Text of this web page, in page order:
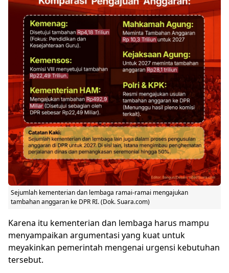
Sejumlah kementerian dan lembaga ramai-ramai mengajukan
tambahan anggaran ke DPR RI. (Dok. Suara.com)
Karena itu kementerian dan lembaga harus mampu
menyampaikan argumentasi yang kuat untuk
meyakinkan pemerintah mengenai urgensi kebutuhan
tersebut.